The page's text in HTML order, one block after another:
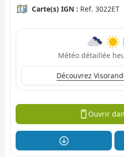
Carte(s) IGN : Ref. 3022ET
Météo détaillée
Découvrez
Ouvrir